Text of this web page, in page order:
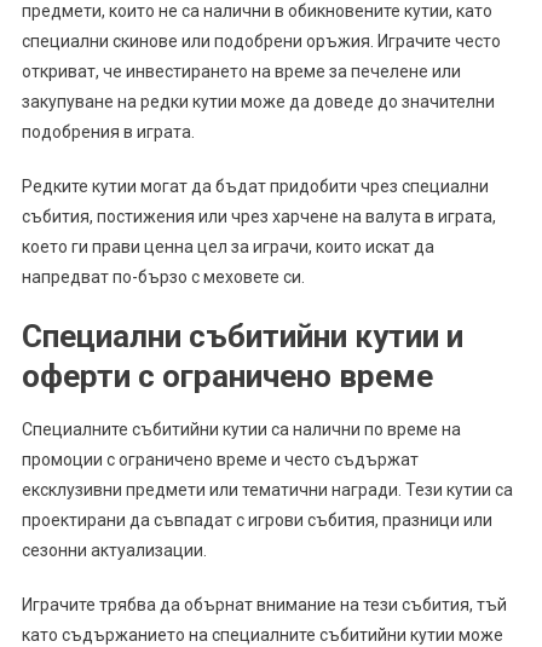
предмети, които не са налични в обикновените кутии, като
специални скинове или подобрени оръжия. Играчите често
откриват, че инвестирането на време за печелене или
закупуване на редки кутии може да доведе до значителни
подобрения в играта.
Редките кутии могат да бъдат придобити чрез специални
събития, постижения или чрез харчене на валута в играта,
което ги прави ценна цел за играчи, които искат да
напредват по-бързо с меховете си.
Специални събитийни кутии и
оферти с ограничено време
Специалните събитийни кутии са налични по време на
промоции с ограничено време и често съдържат
ексклузивни предмети или тематични награди. Тези кутии са
проектирани да съвпадат с игрови събития, празници или
сезонни актуализации.
Играчите трябва да обърнат внимание на тези събития, тъй
като съдържанието на специалните събитийни кутии може